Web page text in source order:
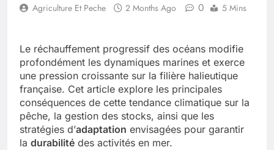
Agriculture Et Peche 2 Months Ago 0 5 Mins
Le réchauffement progressif des océans modifie
profondément les dynamiques marines et exerce
une pression croissante sur la filière halieutique
française. Cet article explore les principales
conséquences de cette tendance climatique sur la
pêche, la gestion des stocks, ainsi que les
stratégies d’adaptation envisagées pour garantir
la durabilité des activités en mer.